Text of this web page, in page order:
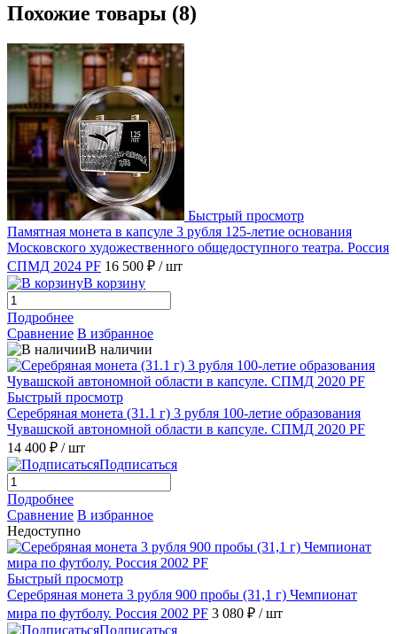
Похожие товары (8)
Быстрый просмотр
Памятная монета в капсуле 3 рубля 125-летие основания
Московского художественного общедоступного театра. Россия
СПМД 2024 PF 16 500 ₽ / шт
В корзину
Подробнее
Сравнение В избранное
В наличии
Быстрый просмотр
Серебряная монета (31.1 г) 3 рубля 100-летие образования
Чувашской автономной области в капсуле. СПМД 2020 PF
14 400 ₽ / шт
Подписаться
Подробнее
Сравнение В избранное
Недоступно
Быстрый просмотр
Серебряная монета 3 рубля 900 пробы (31,1 г) Чемпионат
мира по футболу. Россия 2002 PF 3 080 ₽ / шт
Подписаться